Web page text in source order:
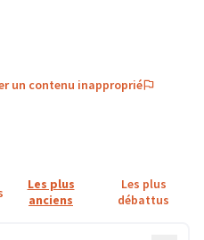
un contenu inapproprié
Les plus
anciens
Les plus
débattus